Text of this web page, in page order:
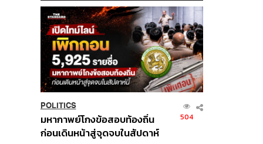
POLITICS
มหากาพย์โกงข้อสอบท้องถิ่น
ก่อนเดินหน้าสู่จุดจบในสัปดาห์
504